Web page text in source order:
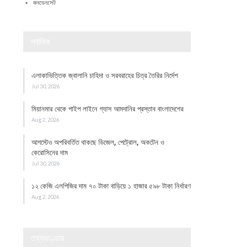
কনডেনসেট
এলাকাভিত্তিক জ্বালানি চাহিদা ও সরবরাহের চিত্র তৈরির নির্দেশ
Jul 30, 2026
মিয়ানমার থেকে পাইপ লাইনে গ্যাস আমদানির প্রস্তাব বাংলাদেশের
Aug 2, 2026
আগস্টেও অপরিবর্তিত থাকছে ডিজেল, পেট্রোল, অকটেন ও
কেরোসিনের দাম
Jul 30, 2026
১২ কেজি এলপিজির দাম ৭০ টাকা বাড়িয়ে ১ হাজার ৫৯৮ টাকা নির্ধারণ
Aug 2, 2026